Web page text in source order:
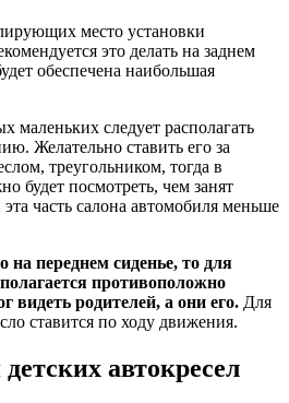
место установки
это делать на заднем
обеспечена наибольшая
маленьких следует располагать
Желательно ставить его за
треугольником, тогда в
будет посмотреть, чем занят
часть салона автомобиля меньше
на переднем сиденье, то для
противоположно
видеть родителей, а они его. Для
ставится по ходу движения.
автокресел